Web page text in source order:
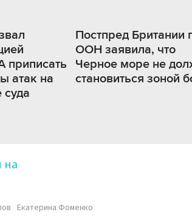
приписать
атак на
суда
Постпред Британии
ООН заявила, что
Черное море не
становиться зоной
на
Екатерина Фоменко